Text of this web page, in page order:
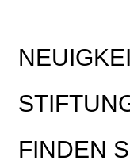
FINDEN